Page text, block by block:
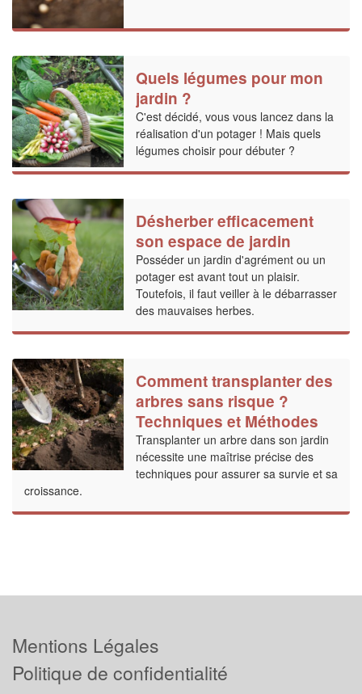
Quels légumes pour mon
jardin ?
C'est décidé, vous vous lancez dans la
réalisation d'un potager ! Mais quels
légumes choisir pour débuter ?
Désherber efficacement
son espace de jardin
Posséder un jardin d'agrément ou un
potager est avant tout un plaisir.
Toutefois, il faut veiller à le débarrasser
des mauvaises herbes.
Comment transplanter des
arbres sans risque ?
Techniques et Méthodes
Transplanter un arbre dans son jardin
nécessite une maîtrise précise des
techniques pour assurer sa survie et sa
croissance.
Mentions Légales
Politique de confidentialité